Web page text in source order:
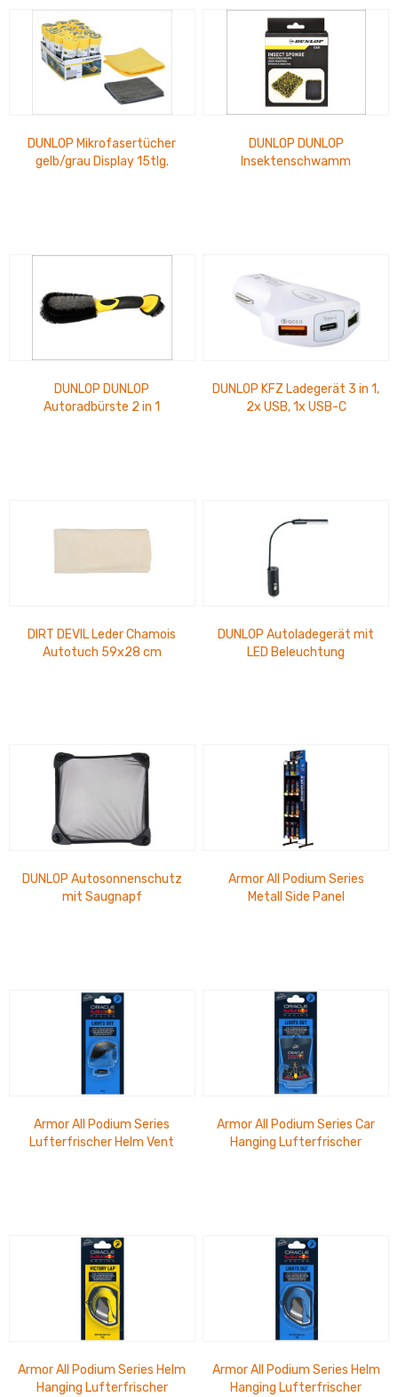
DUNLOP Mikrofasertücher
gelb/grau Display 15tlg.
DUNLOP DUNLOP
Insektenschwamm
DUNLOP DUNLOP
Autoradbürste 2 in 1
DUNLOP KFZ Ladegerät 3 in 1,
2x USB, 1x USB-C
DIRT DEVIL Leder Chamois
Autotuch 59x28 cm
DUNLOP Autoladegerät mit
LED Beleuchtung
DUNLOP Autosonnenschutz
mit Saugnapf
Armor All Podium Series
Metall Side Panel
Armor All Podium Series
Lufterfrischer Helm Vent
Armor All Podium Series Car
Hanging Lufterfrischer
Armor All Podium Series Helm
Hanging Lufterfrischer
Armor All Podium Series Helm
Hanging Lufterfrischer